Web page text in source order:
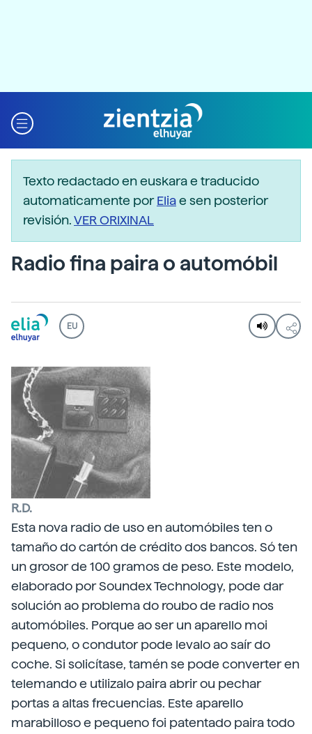
Texto redactado en euskara e traducido
automaticamente porEliae sen posterior
revisión.VER ORIXINAL
Radio fina paira o automóbil
EU
R.D.
Esta nova radio de uso en automóbiles ten o
tamaño do cartón de crédito dos bancos. Só ten
un grosor de 100 gramos de peso. Este modelo,
elaborado por Soundex Technology, pode dar
solución ao problema do roubo de radio nos
automóbiles. Porque ao ser un aparello moi
pequeno, o condutor pode levalo ao saír do
coche. Si solicítase, tamén se pode converter en
telemando e utilizalo paira abrir ou pechar
portas a altas frecuencias. Este aparello
marabilloso e pequeno foi patentado paira todo